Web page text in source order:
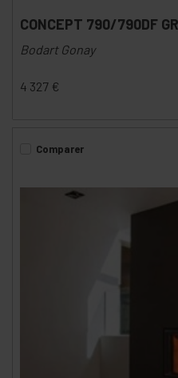
CONCEPT 790/790DF
Bodart Gonay
4 327 €
Comparer